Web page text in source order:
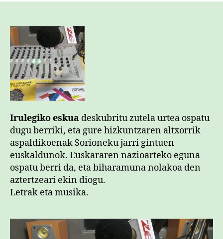
Irulegiko eskua deskubritu zutela urtea ospatu
dugu berriki, eta gure hizkuntzaren altxorrik
aspaldikoenak Sorioneku jarri gintuen
euskaldunok. Euskararen nazioarteko eguna
ospatu berri da, eta biharamuna nolakoa den
aztertzeari ekin diogu.
Letrak eta musika.